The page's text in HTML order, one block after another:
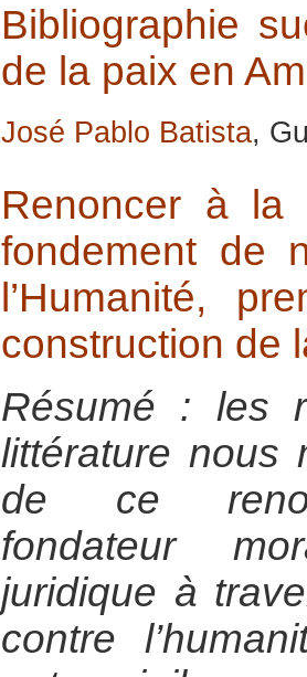
Bibliographie
de la paix en
José Pablo Batista,
Renoncer à la
fondement de
l’Humanité,
construction de
Résumé : les
littérature nous
de ce
fondateur
juridique à
contre